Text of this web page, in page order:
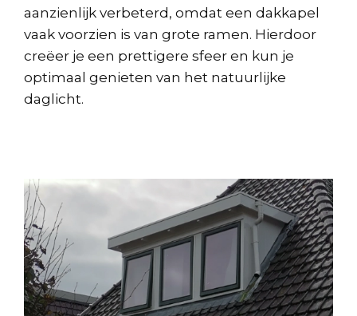
aanzienlijk verbeterd, omdat een dakkapel
vaak voorzien is van grote ramen. Hierdoor
creëer je een prettigere sfeer en kun je
optimaal genieten van het natuurlijke
daglicht.